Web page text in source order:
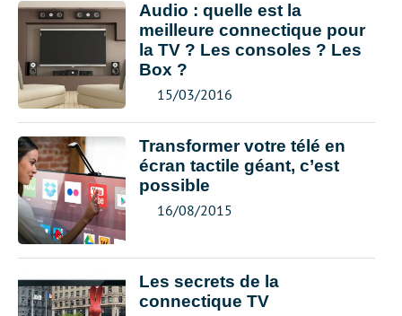
Audio : quelle est la
meilleure connectique pour
la TV ? Les consoles ? Les
Box ?
15/03/2016
Transformer votre télé en
écran tactile géant, c’est
possible
16/08/2015
Les secrets de la
connectique TV